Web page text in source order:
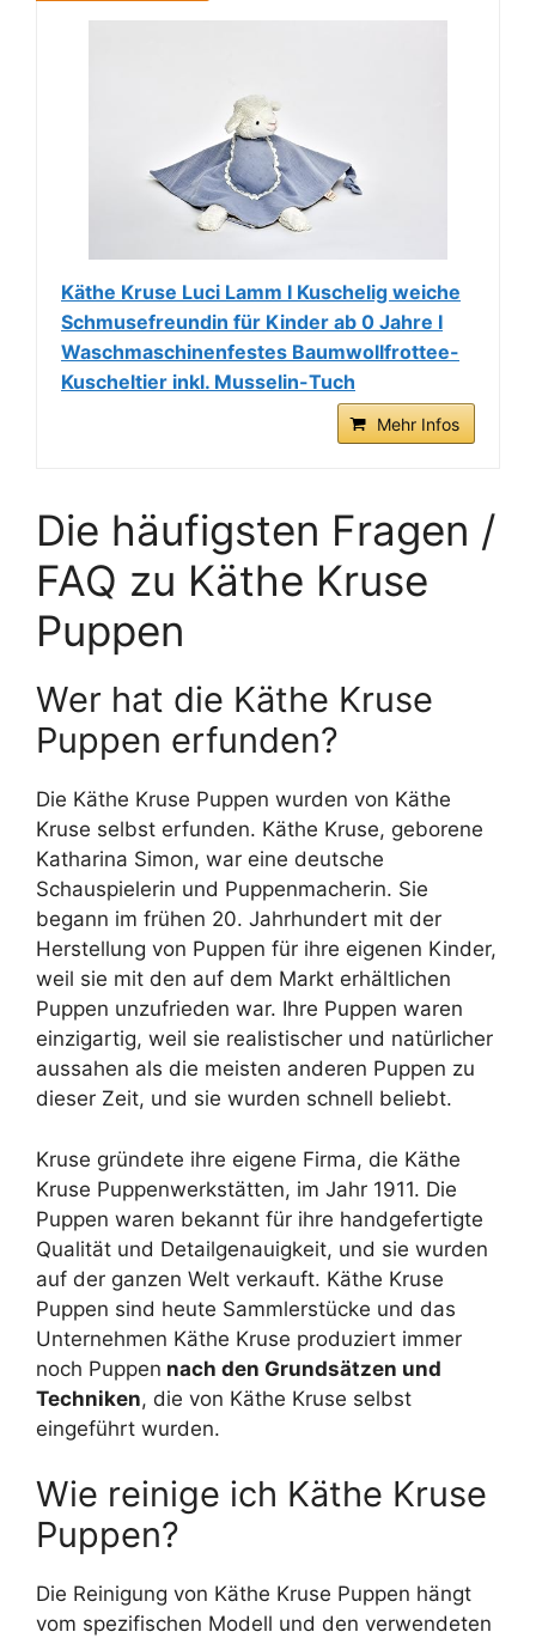
Käthe Kruse Luci Lamm I Kuschelig weiche
Schmusefreundin für Kinder ab 0 Jahre I
Waschmaschinenfestes Baumwollfrottee-
Kuscheltier inkl. Musselin-Tuch
Mehr Infos
Die häufigsten Fragen /
FAQ zu Käthe Kruse
Puppen
Wer hat die Käthe Kruse
Puppen erfunden?
Die Käthe Kruse Puppen wurden von Käthe
Kruse selbst erfunden. Käthe Kruse, geborene
Katharina Simon, war eine deutsche
Schauspielerin und Puppenmacherin. Sie
begann im frühen 20. Jahrhundert mit der
Herstellung von Puppen für ihre eigenen Kinder,
weil sie mit den auf dem Markt erhältlichen
Puppen unzufrieden war. Ihre Puppen waren
einzigartig, weil sie realistischer und natürlicher
aussahen als die meisten anderen Puppen zu
dieser Zeit, und sie wurden schnell beliebt.
Kruse gründete ihre eigene Firma, die Käthe
Kruse Puppenwerkstätten, im Jahr 1911. Die
Puppen waren bekannt für ihre handgefertigte
Qualität und Detailgenauigkeit, und sie wurden
auf der ganzen Welt verkauft. Käthe Kruse
Puppen sind heute Sammlerstücke und das
Unternehmen Käthe Kruse produziert immer
noch Puppen nach den Grundsätzen und
Techniken, die von Käthe Kruse selbst
eingeführt wurden.
Wie reinige ich Käthe Kruse
Puppen?
Die Reinigung von Käthe Kruse Puppen hängt
vom spezifischen Modell und den verwendeten